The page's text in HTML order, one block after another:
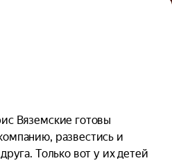
Вяземские готовы
развестись и
Только вот у их детей